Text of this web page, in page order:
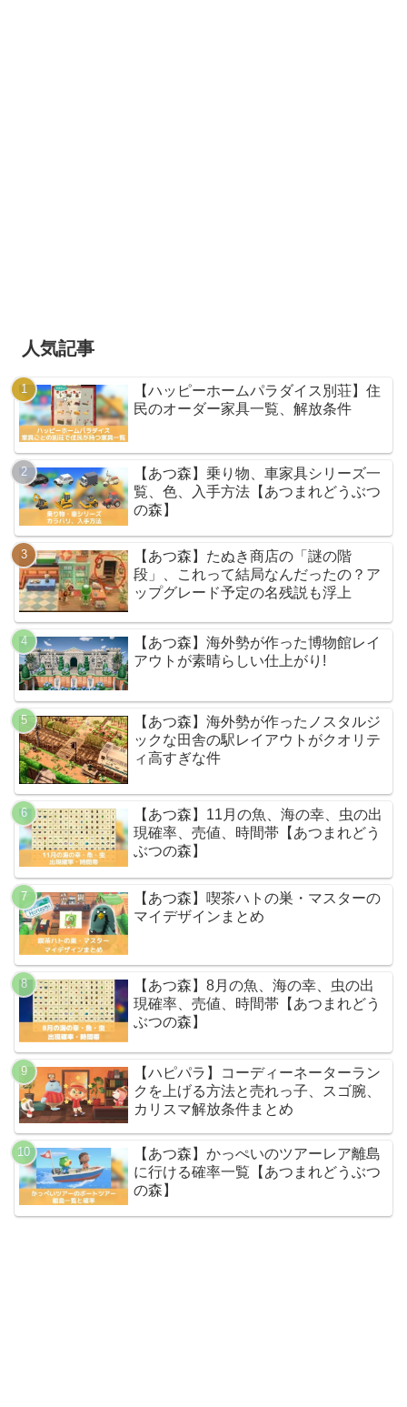
人気記事
【ハッピーホームパラダイス別荘】住
民のオーダー家具一覧、解放条件
【あつ森】乗り物、車家具シリーズ一
覧、色、入手方法【あつまれどうぶつ
の森】
【あつ森】たぬき商店の「謎の階
段」、これって結局なんだったの？ア
ップグレード予定の名残説も浮上
【あつ森】海外勢が作った博物館レイ
アウトが素晴らしい仕上がり!
【あつ森】海外勢が作ったノスタルジ
ックな田舎の駅レイアウトがクオリテ
ィ高すぎな件
【あつ森】11月の魚、海の幸、虫の出
現確率、売値、時間帯【あつまれどう
ぶつの森】
【あつ森】喫茶ハトの巣・マスターの
マイデザインまとめ
【あつ森】8月の魚、海の幸、虫の出
現確率、売値、時間帯【あつまれどう
ぶつの森】
【ハピパラ】コーディーネーターラン
クを上げる方法と売れっ子、スゴ腕、
カリスマ解放条件まとめ
【あつ森】かっぺいのツアーレア離島
に行ける確率一覧【あつまれどうぶつ
の森】